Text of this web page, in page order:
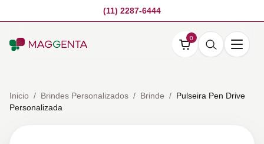
(11) 2287-6444
0
Inicio / Brindes Personalizados / Brinde / Pulseira Pen Drive
Personalizada